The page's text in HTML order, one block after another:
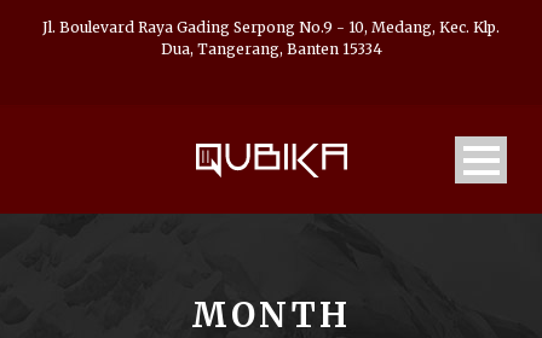
Jl. Boulevard Raya Gading Serpong No.9 - 10, Medang, Kec. Klp.
Dua, Tangerang, Banten 15334
MONTH